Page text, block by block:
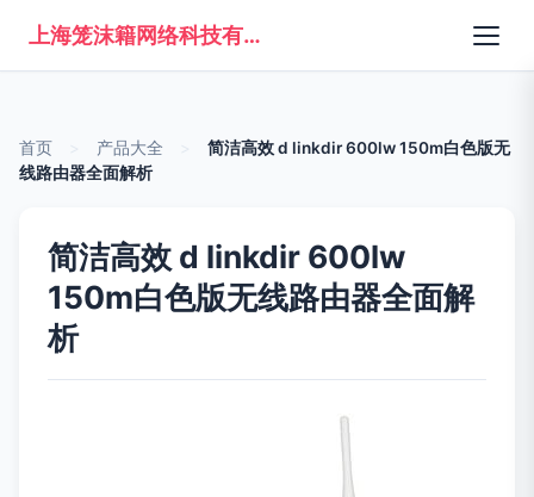
上海笼沫籍网络科技有限公司
首页 产品大全
简洁高效 d linkdir 600lw 150m白色版无
线路由器全面解析
简洁高效 d linkdir 600lw
150m白色版无线路由器全面解
析